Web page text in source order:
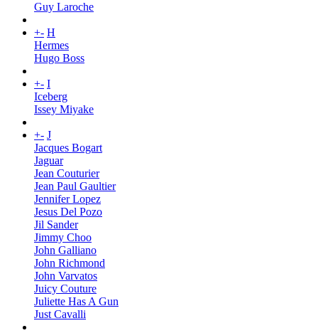
Guy Laroche
+- H
Hermes
Hugo Boss
+- I
Iceberg
Issey Miyake
+- J
Jacques Bogart
Jaguar
Jean Couturier
Jean Paul Gaultier
Jennifer Lopez
Jesus Del Pozo
Jil Sander
Jimmy Choo
John Galliano
John Richmond
John Varvatos
Juicy Couture
Juliette Has A Gun
Just Cavalli